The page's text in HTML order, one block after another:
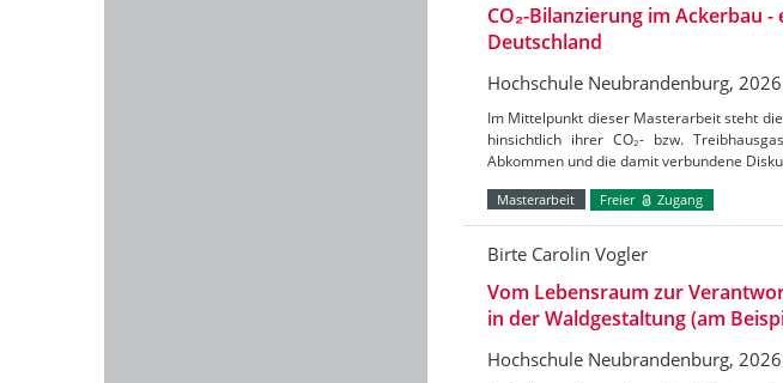
CO₂-Bilanzierung im Ackerbau
Deutschland
Hochschule Neubrandenburg, 2026
Im Mittelpunkt dieser Masterarbeit steht
hinsichtlich ihrer CO₂- bzw.
Abkommen und die damit verbundene
Masterarbeit Freier Zugang
Birte Carolin Vogler
Vom Lebensraum zur
in der Waldgestaltung (am
Hochschule Neubrandenburg, 2026